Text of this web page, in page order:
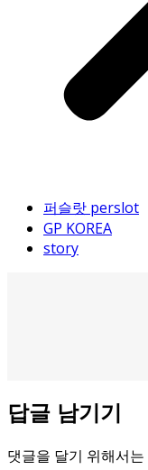
퍼슬랏 perslot
GP KOREA
story
답글 남기기
댓글을 달기 위해서는